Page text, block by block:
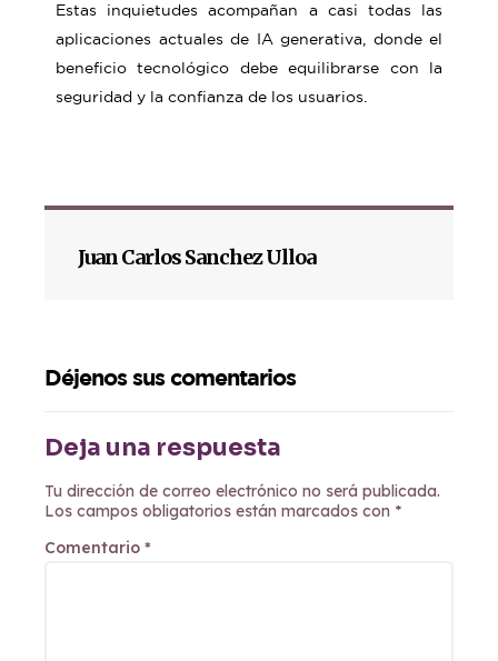
Estas inquietudes acompañan a casi todas las
aplicaciones actuales de IA generativa, donde el
beneficio tecnológico debe equilibrarse con la
seguridad y la confianza de los usuarios.
Juan Carlos Sanchez Ulloa
Déjenos sus comentarios
Deja una respuesta
Tu dirección de correo electrónico no será publicada.
Los campos obligatorios están marcados con *
Comentario *